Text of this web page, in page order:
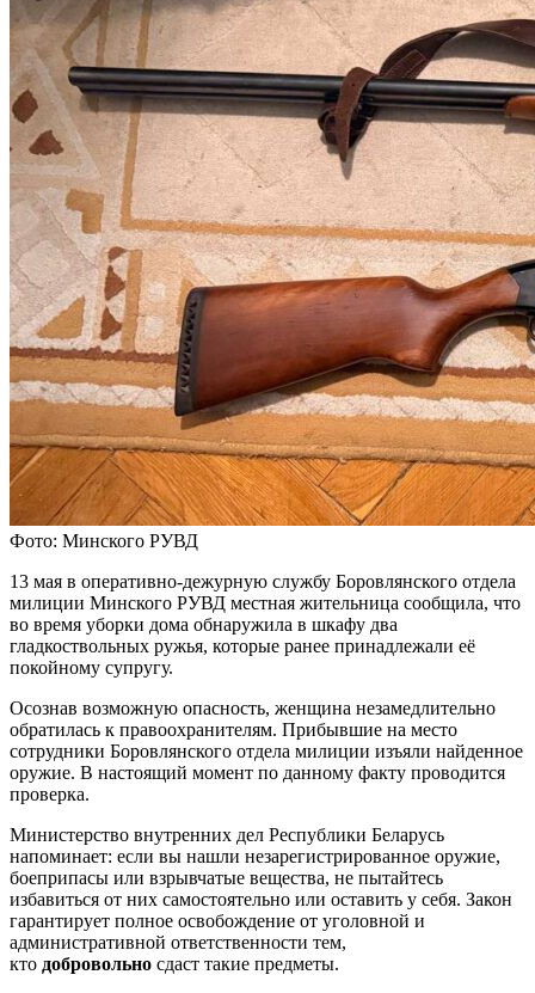
Фото: Минского РУВД
13 мая в оперативно-дежурную службу Боровлянского отдела
милиции Минского РУВД местная жительница сообщила, что
во время уборки дома обнаружила в шкафу два
гладкоствольных ружья, которые ранее принадлежали её
покойному супругу.
Осознав возможную опасность, женщина незамедлительно
обратилась к правоохранителям. Прибывшие на место
сотрудники Боровлянского отдела милиции изъяли найденное
оружие. В настоящий момент по данному факту проводится
проверка.
Министерство внутренних дел Республики Беларусь
напоминает: если вы нашли незарегистрированное оружие,
боеприпасы или взрывчатые вещества, не пытайтесь
избавиться от них самостоятельно или оставить у себя. Закон
гарантирует полное освобождение от уголовной и
административной ответственности тем,
кто добровольно сдаст такие предметы.